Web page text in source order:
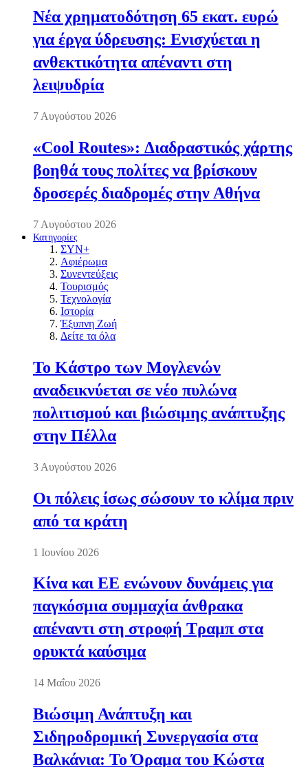
Νέα χρηματοδότηση 65 εκατ. ευρώ
για έργα ύδρευσης: Ενισχύεται η
ανθεκτικότητα απέναντι στη
λειψυδρία
7 Αυγούστου 2026
«Cool Routes»: Διαδραστικός χάρτης
βοηθά τους πολίτες να βρίσκουν
δροσερές διαδρομές στην Αθήνα
7 Αυγούστου 2026
Κατηγορίες
ΣΥΝ+
Αφιέρωμα
Συνεντεύξεις
Τουρισμός
Τεχνολογία
Ιστορία
Έξυπνη Ζωή
Δείτε τα όλα
Το Κάστρο των Μογλενών
αναδεικνύεται σε νέο πυλώνα
πολιτισμού και βιώσιμης ανάπτυξης
στην Πέλλα
3 Αυγούστου 2026
Οι πόλεις ίσως σώσουν το κλίμα πριν
από τα κράτη
1 Ιουνίου 2026
Κίνα και ΕΕ ενώνουν δυνάμεις για
παγκόσμια συμμαχία άνθρακα
απέναντι στη στροφή Τραμπ στα
ορυκτά καύσιμα
14 Μαΐου 2026
Βιώσιμη Ανάπτυξη και
Σιδηροδρομική Συνεργασία στα
Βαλκάνια: Το Όραμα του Κώστα